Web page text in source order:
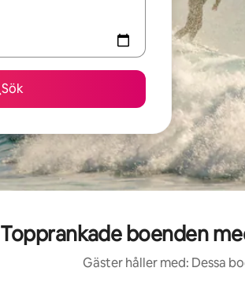
Sök
Topprankade boenden
Gäster håller med: Dessa